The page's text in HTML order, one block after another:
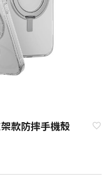
款防摔手機殼